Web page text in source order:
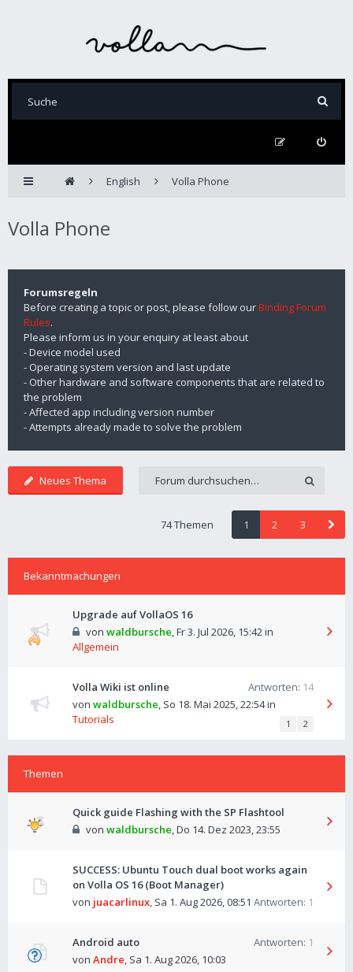
English Volla Phone
Volla Phone
Forumsregeln
Before creating a topic or post, please follow ourBinding Forum
Rules.
Please inform us in your enquiry at least about
- Device model used
- Operating system version and last update
- Other hardware and software components that are related to
the problem
- Affected app including version number
- Attempts already made to solve the problem
Neues Thema
74 Themen 1 2 3
Bekanntmachungen
Upgrade auf VollaOS 16
von waldbursche,Fr 3. Jul 2026, 15:42in
Allgemein
Volla Wiki ist online Antworten: 14
von waldbursche, So 18. Mai 2025, 22:54in
Tutorials
1 2
Themen
Quick guide Flashing with the SP Flashtool
von waldbursche,Do 14. Dez 2023, 23:55
SUCCESS: Ubuntu Touch dual boot works again
on Volla OS 16 (Boot Manager)
Antworten: 1
von juacarlinux, Sa 1. Aug 2026, 08:51
Android auto Antworten: 1
von Andre, Sa 1. Aug 2026, 10:03